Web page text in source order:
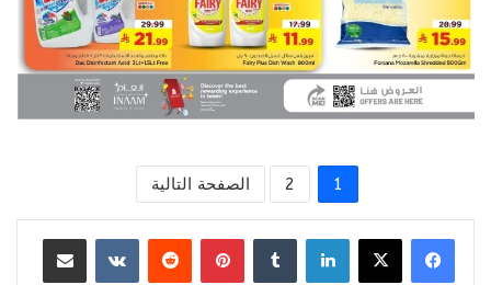
1
2 الصفحة التالية
لينكدإن بينتيريست مشاركة عبر البريد